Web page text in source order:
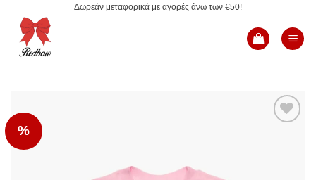
περιεχόμενο
Δωρεάν μεταφορικά με αγορές άνω των €50!
%